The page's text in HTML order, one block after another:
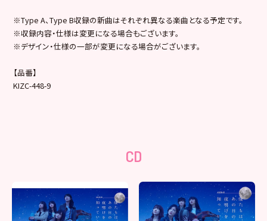
※Type A、Type B収録の新曲はそれぞれ異なる楽曲となる予定です。
※収録内容・仕様は変更になる場合もございます。
※デザイン・仕様の一部が変更になる場合がございます。
【品番】
KIZC-448-9
CD